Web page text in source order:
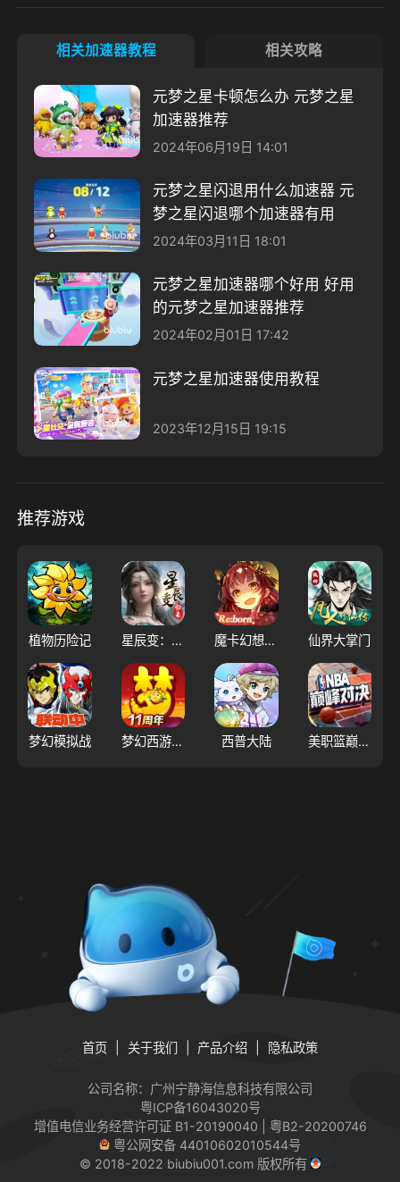
相关加速器教程 相关攻略
元梦之星卡顿怎么办 元梦之星
加速器推荐
2024年06月19日 14:01
元梦之星闪退用什么加速器 元
梦之星闪退哪个加速器有用
2024年03月11日 18:01
元梦之星加速器哪个好用 好用
的元梦之星加速器推荐
2024年02月01日 17:42
元梦之星加速器使用教程
2023年12月15日 19:15
推荐游戏
植物历险记 星辰变：归来 魔卡幻想（大陆服） 仙界大掌门
梦幻模拟战 梦幻西游（大陆服） 西普大陆 美职篮巅峰对决
首页 关于我们 产品介绍 隐私政策
公司名称：广州宁静海信息科技有限公司
粤ICP备16043020号
增值电信业务经营许可证 B1-20190040 | 粤B2-20200746
粤公网安备 44010602010544号
© 2018-2022 biubiu001.com 版权所有